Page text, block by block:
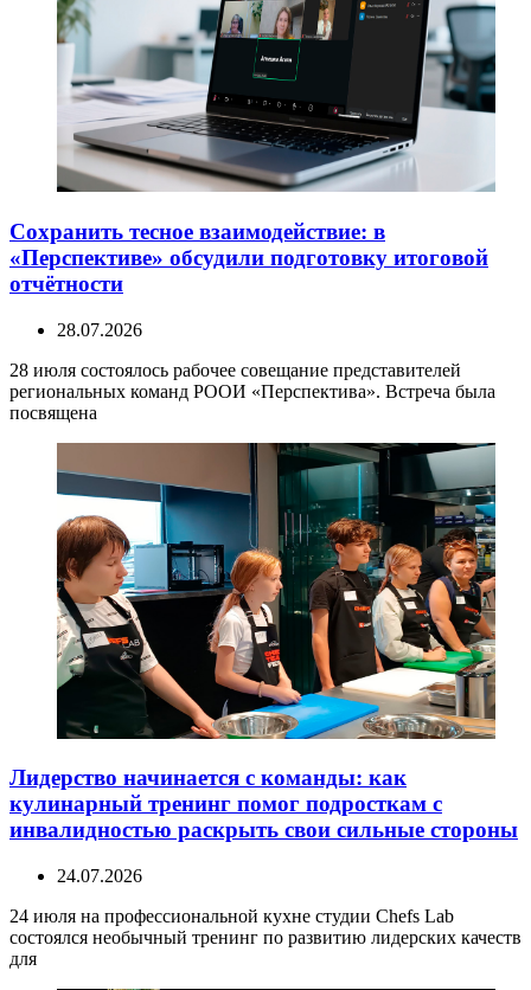
Сохранить тесное взаимодействие: в
«Перспективе» обсудили подготовку итоговой
отчётности
28.07.2026
28 июля состоялось рабочее совещание представителей
региональных команд РООИ «Перспектива». Встреча была
посвящена
Лидерство начинается с команды: как
кулинарный тренинг помог подросткам с
инвалидностью раскрыть свои сильные стороны
24.07.2026
24 июля на профессиональной кухне студии Chefs Lab
состоялся необычный тренинг по развитию лидерских качеств
для